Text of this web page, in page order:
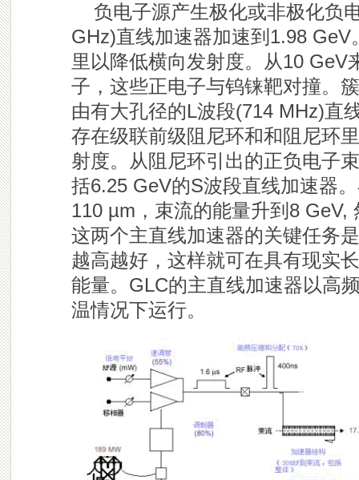
负电子源产生极化或非极化负
GHz)直线加速器加速到1.98
里以降低横向发射度。从10 GeV
子，这些正电子与钨铼靶对撞。
由有大孔径的L波段(714 MHz)直
存在级联前级阻尼环和和阻尼环
射度。从阻尼环引出的正负电子
括6.25 GeV的S波段直线加速器
110 µm，束流的能量升到8
这两个主直线加速器的关键任务
越高越好，这样就可在具有现实
能量。GLC的主直线加速器以高
温情况下运行。